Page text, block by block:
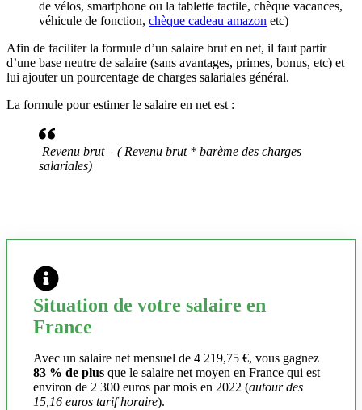
de vélos, smartphone ou la tablette tactile, chèque vacances,
véhicule de fonction, chèque cadeau amazon etc)
Afin de faciliter la formule d’un salaire brut en net, il faut partir
d’une base neutre de salaire (sans avantages, primes, bonus, etc) et
lui ajouter un pourcentage de charges salariales général.
La formule pour estimer le salaire en net est :
Revenu brut – ( Revenu brut * barème des charges
salariales)
Situation de votre salaire en
France
Avec un salaire net mensuel de 4 219,75 €, vous gagnez
83 % de plus que le salaire net moyen en France qui est
environ de 2 300 euros par mois en 2022 (autour des
15,16 euros tarif horaire).